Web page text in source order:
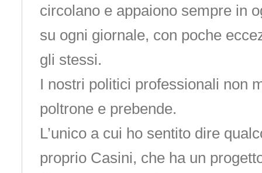
circolano e appaiono sempre in
su ogni giornale, con poche
gli stessi.
I nostri politici professionali non
poltrone e prebende.
L’unico a cui ho sentito dire
proprio Casini, che ha un